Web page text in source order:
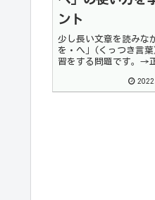
ント
少し長い文章を読みな
を・へ」(くっつき言
習をする問題です。
ょう。文章を読みなが